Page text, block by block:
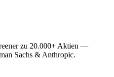
zu 20.000+ Aktien —
Sachs & Anthropic.